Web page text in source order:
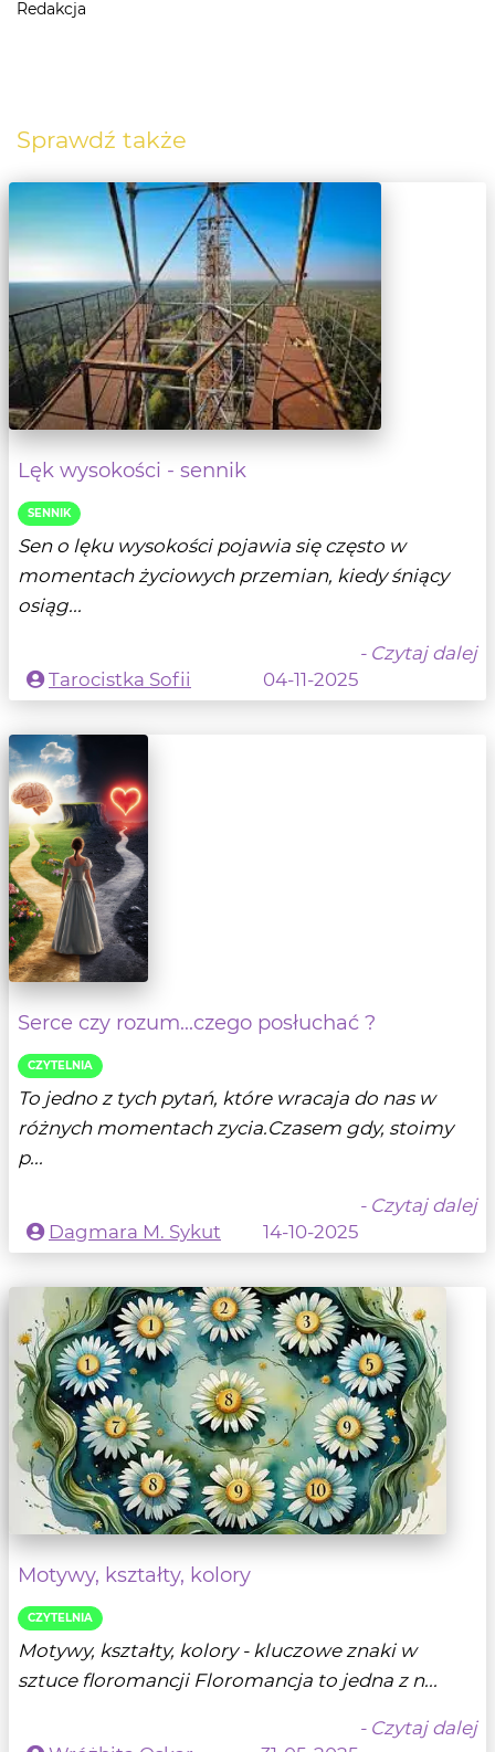
Redakcja
Sprawdź także
Lęk wysokości - sennik
SENNIK
Sen o lęku wysokości pojawia się często w
momentach życiowych przemian, kiedy śniący
osiąg...
- Czytaj dalej
Tarocistka Sofii
04-11-2025
Serce czy rozum...czego posłuchać ?
CZYTELNIA
To jedno z tych pytań, które wracaja do nas w
różnych momentach zycia.Czasem gdy, stoimy
p...
- Czytaj dalej
Dagmara M. Sykut
14-10-2025
Motywy, kształty, kolory
CZYTELNIA
Motywy, kształty, kolory - kluczowe znaki w
sztuce floromancji Floromancja to jedna z n...
- Czytaj dalej